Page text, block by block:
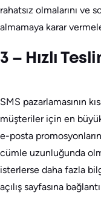
rahatsız olmalarını ve
almamaya karar
3 – Hızlı
SMS pazarlamasının
müşteriler için en
e-posta
cümle uzunluğunda
isterlerse daha fazla
açılış sayfasına